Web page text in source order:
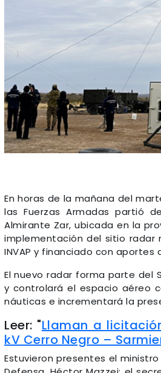
En horas de la mañana del
las Fuerzas Armadas partió
Almirante Zar, ubicada en la
implementación del sitio radar
INVAP y financiado con aportes
El nuevo radar forma parte del
y controlará el espacio aéreo
náuticas e incrementará la
Leer: "Llaman a
kV Cerro Negro –
Estuvieron presentes el